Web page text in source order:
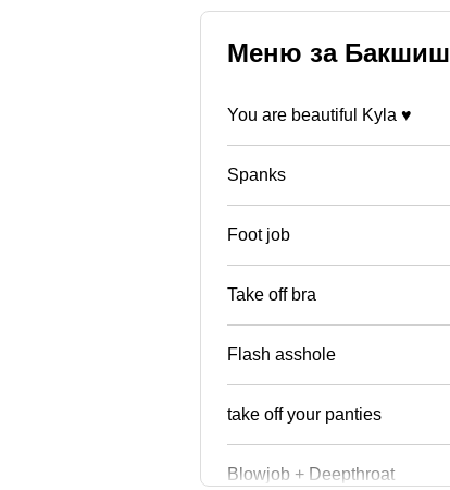
Меню за Бакшиш
You are beautiful Kyla ♥
Spanks
Foot job
Take off bra
Flash asshole
take off your panties
Blowjob + Deepthroat